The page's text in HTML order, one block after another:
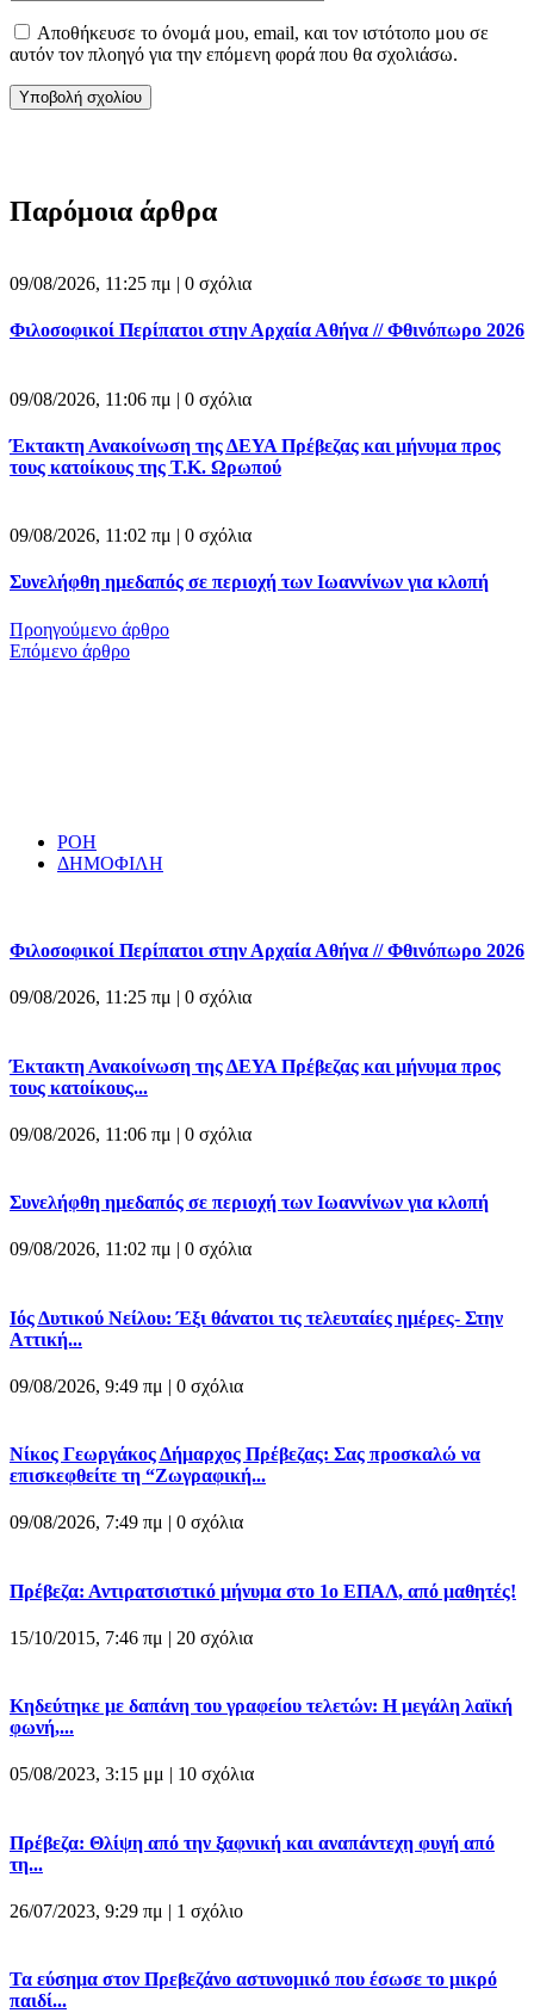
Αποθήκευσε το όνομά μου, email, και τον ιστότοπο μου σε
αυτόν τον πλοηγό για την επόμενη φορά που θα σχολιάσω.
Παρόμοια άρθρα
09/08/2026, 11:25 πμ | 0 σχόλια
Φιλοσοφικοί Περίπατοι στην Αρχαία Αθήνα // Φθινόπωρο 2026
09/08/2026, 11:06 πμ | 0 σχόλια
Έκτακτη Ανακοίνωση της ΔΕΥΑ Πρέβεζας και μήνυμα προς
τους κατοίκους της Τ.Κ. Ωρωπού
09/08/2026, 11:02 πμ | 0 σχόλια
Συνελήφθη ημεδαπός σε περιοχή των Ιωαννίνων για κλοπή
Προηγούμενο άρθρο
Επόμενο άρθρο
ΡΟΗ
ΔΗΜΟΦΙΛΗ
Φιλοσοφικοί Περίπατοι στην Αρχαία Αθήνα // Φθινόπωρο 2026
09/08/2026, 11:25 πμ | 0 σχόλια
Έκτακτη Ανακοίνωση της ΔΕΥΑ Πρέβεζας και μήνυμα προς
τους κατοίκους...
09/08/2026, 11:06 πμ | 0 σχόλια
Συνελήφθη ημεδαπός σε περιοχή των Ιωαννίνων για κλοπή
09/08/2026, 11:02 πμ | 0 σχόλια
Ιός Δυτικού Νείλου: Έξι θάνατοι τις τελευταίες ημέρες- Στην
Αττική...
09/08/2026, 9:49 πμ | 0 σχόλια
Νίκος Γεωργάκος Δήμαρχος Πρέβεζας: Σας προσκαλώ να
επισκεφθείτε τη “Ζωγραφική...
09/08/2026, 7:49 πμ | 0 σχόλια
Πρέβεζα: Αντιρατσιστικό μήνυμα στο 1ο ΕΠΑΛ, από μαθητές!
15/10/2015, 7:46 πμ | 20 σχόλια
Κηδεύτηκε με δαπάνη του γραφείου τελετών: Η μεγάλη λαϊκή
φωνή,...
05/08/2023, 3:15 μμ | 10 σχόλια
Πρέβεζα: Θλίψη από την ξαφνική και αναπάντεχη φυγή από
τη...
26/07/2023, 9:29 πμ | 1 σχόλιο
Τα εύσημα στον Πρεβεζάνο αστυνομικό που έσωσε το μικρό
παιδί...